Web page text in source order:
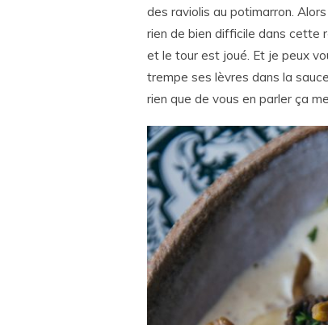
des raviolis au potimarron.
rien de bien difficile dans cette
et le tour est joué. Et je peux
trempe ses lèvres dans la
rien que de vous en parler ça